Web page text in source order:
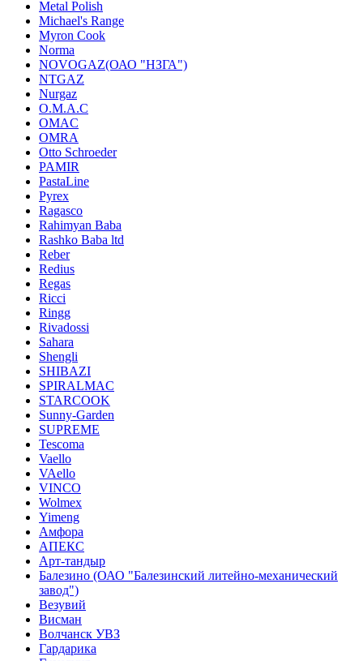
Metal Polish
Michael's Range
Myron Cook
Norma
NOVOGAZ(ОАО "НЗГА")
NTGAZ
Nurgaz
O.M.A.C
OMAC
OMRA
Otto Schroeder
PAMIR
PastaLine
Pyrex
Ragasco
Rahimyan Baba
Rashko Baba ltd
Reber
Redius
Regas
Ricci
Ringg
Rivadossi
Sahara
Shengli
SHIBAZI
SPIRALMAC
STARCOOK
Sunny-Garden
SUPREME
Tescoma
Vaello
VAello
VINCO
Wolmex
Yimeng
Амфора
АПЕКС
Арт-тандыр
Балезино (ОАО "Балезинский литейно-механический
завод")
Везувий
Висман
Волчанск УВЗ
Гардарика